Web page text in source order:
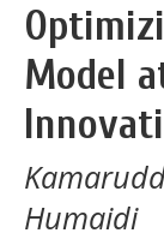
Model
Humaidi